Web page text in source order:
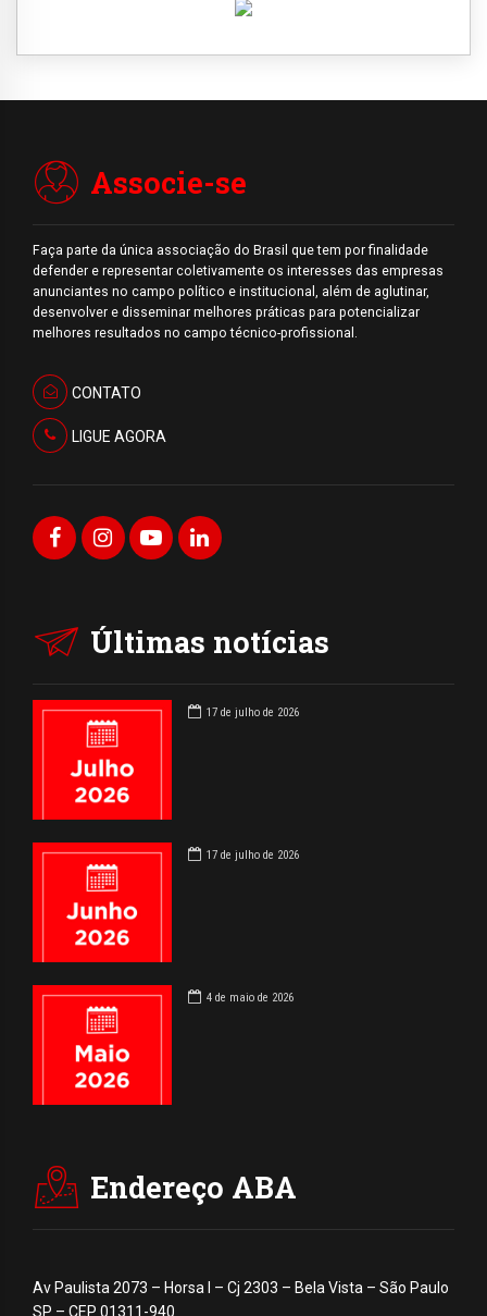
Associe-se
Faça parte da única associação do Brasil que tem por finalidade
defender e representar coletivamente os interesses das empresas
anunciantes no campo político e institucional, além de aglutinar,
desenvolver e disseminar melhores práticas para potencializar
melhores resultados no campo técnico-profissional.
CONTATO
LIGUE AGORA
Últimas notícias
17 de julho de 2026
17 de julho de 2026
4 de maio de 2026
Endereço ABA
Av Paulista 2073 – Horsa I – Cj 2303 – Bela Vista – São Paulo
SP – CEP 01311-940